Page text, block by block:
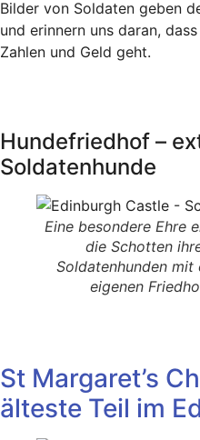
Bilder von Soldaten geben
und erinnern uns daran,
Zahlen und Geld geht.
Hundefriedhof –
Soldatenhunde
Eine besondere Ehre
die Schotten
Soldatenhunden mit
eigenen
St Margaret’s
älteste Teil im